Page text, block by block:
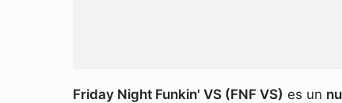
Friday Night Funkin' VS (FNF VS) es un